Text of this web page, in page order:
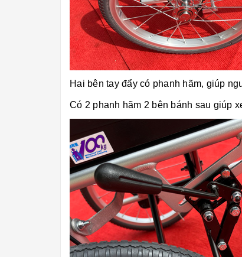
Hai bên tay đẩy có phanh hãm, giúp
Có 2 phanh hãm 2 bên bánh sau giúp